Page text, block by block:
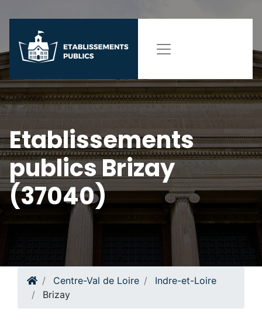
Etablissements
publics Brizay
(37040)
Centre-Val de Loire
Indre-et-Loire
Brizay